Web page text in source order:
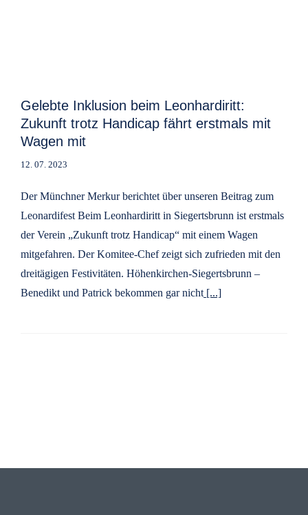
Gelebte Inklusion beim Leonhardiritt:
Zukunft trotz Handicap fährt erstmals mit
Wagen mit
12. 07. 2023
Der Münchner Merkur berichtet über unseren Beitrag zum
Leonardifest Beim Leonhardiritt in Siegertsbrunn ist erstmals
der Verein „Zukunft trotz Handicap“ mit einem Wagen
mitgefahren. Der Komitee-Chef zeigt sich zufrieden mit den
dreitägigen Festivitäten. Höhenkirchen-Siegertsbrunn –
Benedikt und Patrick bekommen gar nicht[...]